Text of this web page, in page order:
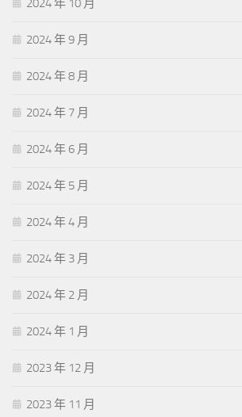
2024 年 10 月
2024 年 9 月
2024 年 8 月
2024 年 7 月
2024 年 6 月
2024 年 5 月
2024 年 4 月
2024 年 3 月
2024 年 2 月
2024 年 1 月
2023 年 12 月
2023 年 11 月